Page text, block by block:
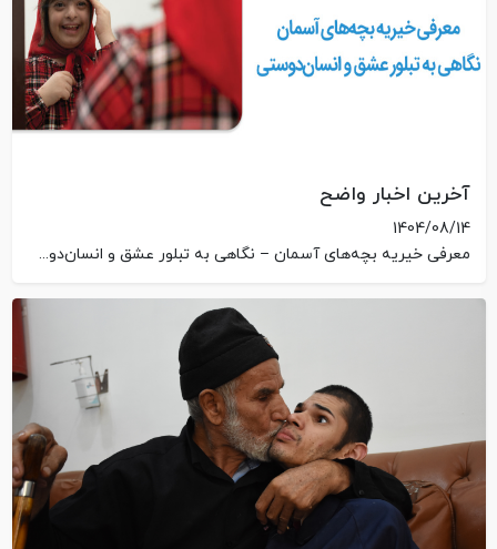
آخرین اخبار واضح
1404/08/14
معرفی خیریه بچه‌های آسمان – نگاهی به تبلور عشق و انسان‌دوستی